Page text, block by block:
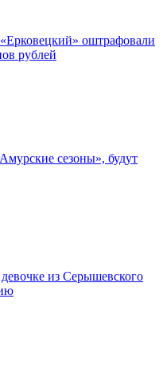
«Ерковецкий» оштрафовали
рублей
сезоны», будут
из Серышевского